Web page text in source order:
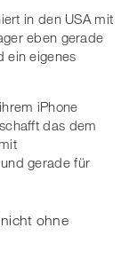
in den USA mit
eben gerade
ein eigenes
iPhone
das dem
gerade für
ohne